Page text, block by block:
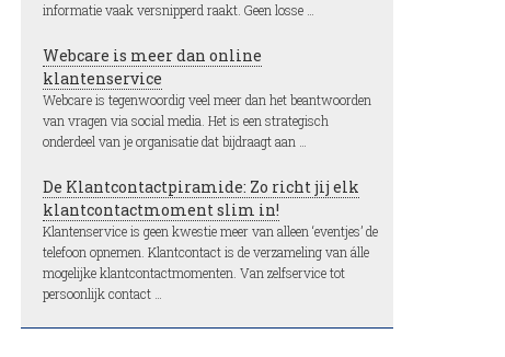
informatie vaak versnipperd raakt. Geen losse …
Webcare is meer dan online
klantenservice
Webcare is tegenwoordig veel meer dan het beantwoorden
van vragen via social media. Het is een strategisch
onderdeel van je organisatie dat bijdraagt aan …
De Klantcontactpiramide: Zo richt jij elk
klantcontactmoment slim in!
Klantenservice is geen kwestie meer van alleen ‘eventjes’ de
telefoon opnemen. Klantcontact is de verzameling van álle
mogelijke klantcontactmomenten. Van zelfservice tot
persoonlijk contact …